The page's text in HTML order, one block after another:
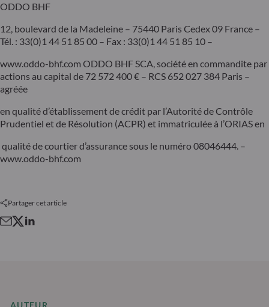
ODDO BHF
12, boulevard de la Madeleine – 75440 Paris Cedex 09 France –
Tél. : 33(0)1 44 51 85 00 – Fax : 33(0)1 44 51 85 10 –
www.oddo-bhf.com ODDO BHF SCA, société en commandite par
actions au capital de 72 572 400 € – RCS 652 027 384 Paris –
agréée
en qualité d’établissement de crédit par l’Autorité de Contrôle
Prudentiel et de Résolution (ACPR) et immatriculée à l’ORIAS en
qualité de courtier d’assurance sous le numéro 08046444. –
www.oddo-bhf.com
Partager cet article
AUTEUR